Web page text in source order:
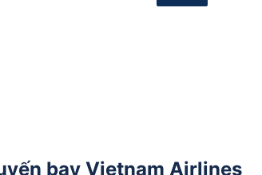
bay Vietnam Airlines